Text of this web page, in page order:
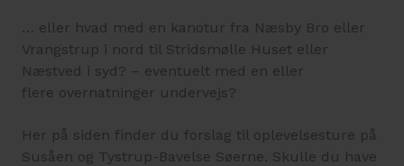
… eller hvad med en kanotur fra Næsby Bro eller
Vrangstrup i nord til Stridsmølle Huset eller
Næstved i syd? – eventuelt med en eller
flere overnatninger undervejs?
Her på siden finder du forslag til oplevelsesture på
Susåen og Tystrup-Bavelse Søerne. Skulle du have